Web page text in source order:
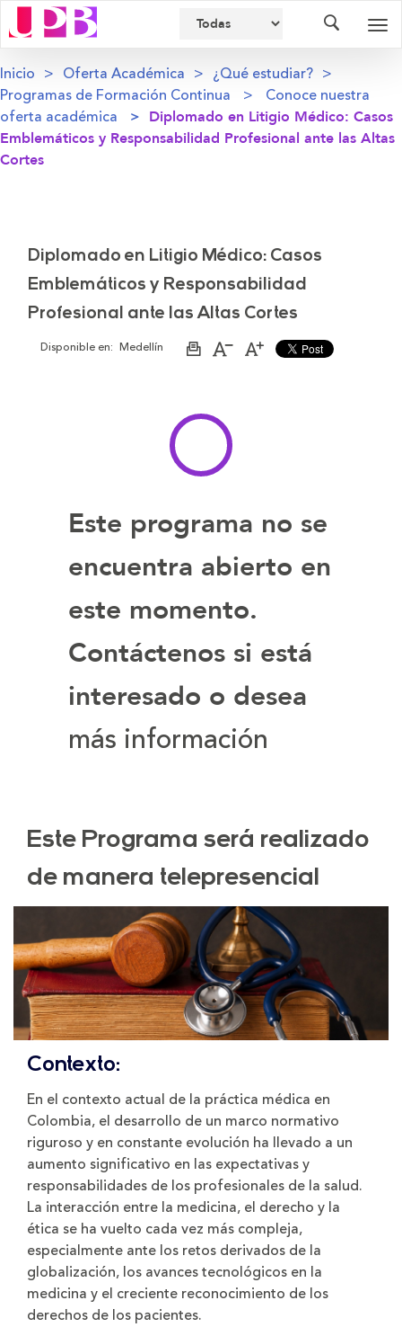
Inicio Oferta Académica
¿Qué estudiar?
Programas de Formación Continua
Conoce nuestra
oferta académica
Diplomado en Litigio Médico: Casos
Emblemáticos y Responsabilidad Profesional ante las Altas
Cortes
Diplomado en Litigio Médico: Casos
Emblemáticos y Responsabilidad
Profesional ante las Altas Cortes
Disponible en: Medellín
ImprimirAumentarDisminuir
Este programa no se
encuentra abierto en
este momento.
Contáctenos si está
interesado o desea
más información
Este Programa será realizado
de manera telepresencial
Contexto:
En el contexto actual de la práctica médica en
Colombia, el desarrollo de un marco normativo
riguroso y en constante evolución ha llevado a un
aumento significativo en las expectativas y
responsabilidades de los profesionales de la salud.
La interacción entre la medicina, el derecho y la
ética se ha vuelto cada vez más compleja,
especialmente ante los retos derivados de la
globalización, los avances tecnológicos en la
medicina y el creciente reconocimiento de los
derechos de los pacientes.